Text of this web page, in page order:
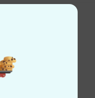
und gewinne mit